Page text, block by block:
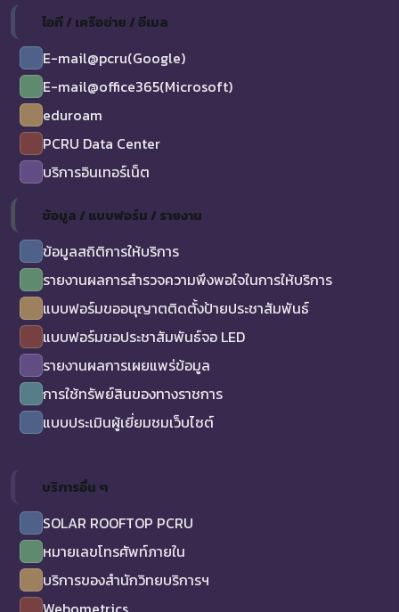
ไอที / เครือข่าย / อีเมล
E-mail@pcru(Google)
E-mail@office365(Microsoft)
eduroam
PCRU Data Center
บริการอินเทอร์เน็ต
ข้อมูล / แบบฟอร์ม / รายงาน
ข้อมูลสถิติการให้บริการ
รายงานผลการสำรวจความพึงพอใจในการให้บริการ
แบบฟอร์มขออนุญาตติดตั้งป้ายประชาสัมพันธ์
แบบฟอร์มขอประชาสัมพันธ์จอ LED
รายงานผลการเผยแพร่ข้อมูล
การใช้ทรัพย์สินของทางราชการ
แบบประเมินผู้เยี่ยมชมเว็บไซต์
บริการอื่น ๆ
SOLAR ROOFTOP PCRU
หมายเลขโทรศัพท์ภายใน
บริการของสำนักวิทยบริการฯ